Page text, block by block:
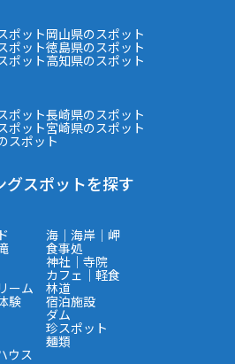
ポット岡山県のスポット
ポット徳島県のスポット
ポット高知県のスポット
ポット長崎県のスポット
ポット宮崎県のスポット
スポット
グスポットを探す
海｜海岸｜岬
食事処
神社｜寺院
カフェ｜軽食
ーム 林道
験 宿泊施設
ダム
珍スポット
麺類
ウス